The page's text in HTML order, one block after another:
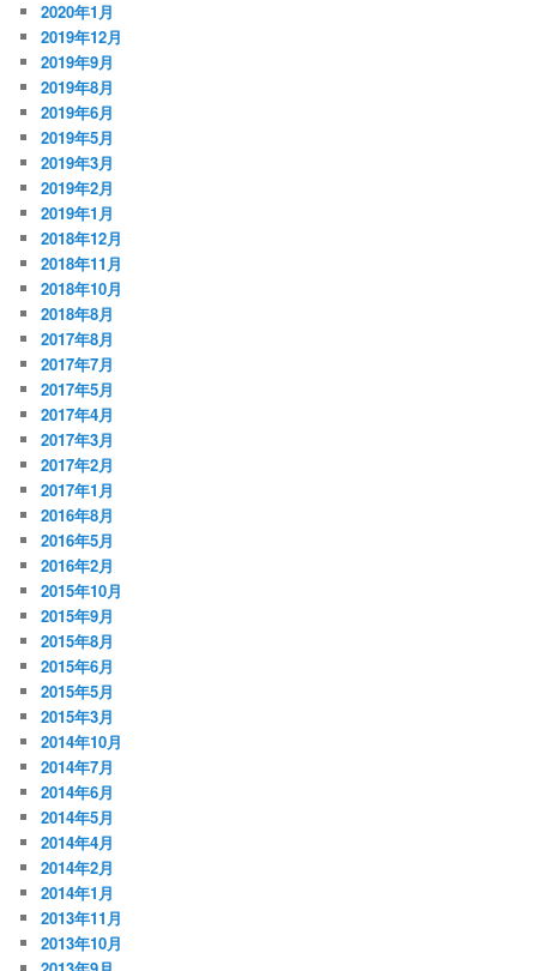
2020年1月
2019年12月
2019年9月
2019年8月
2019年6月
2019年5月
2019年3月
2019年2月
2019年1月
2018年12月
2018年11月
2018年10月
2018年8月
2017年8月
2017年7月
2017年5月
2017年4月
2017年3月
2017年2月
2017年1月
2016年8月
2016年5月
2016年2月
2015年10月
2015年9月
2015年8月
2015年6月
2015年5月
2015年3月
2014年10月
2014年7月
2014年6月
2014年5月
2014年4月
2014年2月
2014年1月
2013年11月
2013年10月